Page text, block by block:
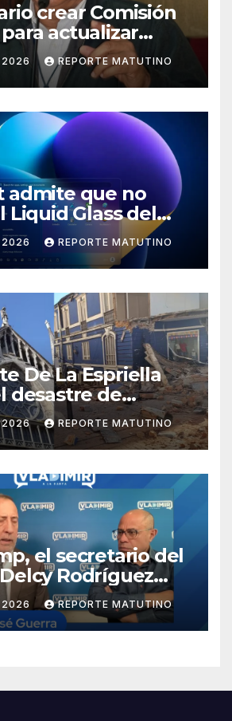
crear Comisión
actualizar
y
urbana
2026 REPORTE MATUTINO
admite que no
Liquid Glass del
Windows 11 y tiene
razón
2026 REPORTE MATUTINO
De La Espriella
desastre de
tras
de magnitud 7,4
2026 REPORTE MATUTINO
el secretario del
Rodríguez
están los reales
2026 REPORTE MATUTINO